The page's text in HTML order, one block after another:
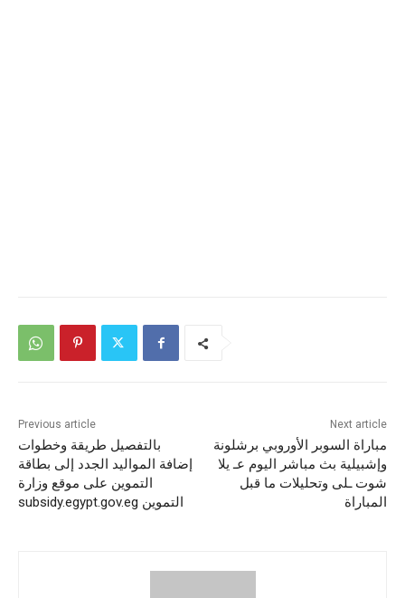
Previous article
بالتفصيل طريقة وخطوات
إضافة المواليد الجدد إلى بطاقة
التموين على موقع وزارة
التموين subsidy.egypt.gov.eg
Next article
مباراة السوبر الأوروبي برشلونة
وإشبيلية بث مباشر اليوم عـ يلا
شوت ـلى وتحليلات ما قبل
المباراة